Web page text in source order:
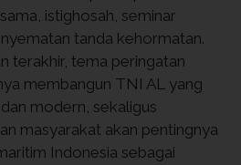
istighosah, seminar
tanda kehormatan.
terakhir, tema peringatan
membangun TNI AL yang
modern, sekaligus
masyarakat akan pentingnya
Indonesia sebagai